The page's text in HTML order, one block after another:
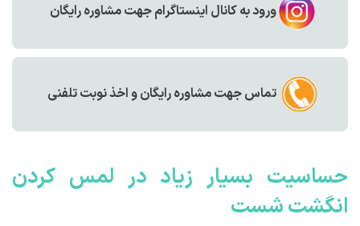
ورود به کانال اینستاگرام جهت مشاوره رایگان
تماس جهت مشاوره رايگان و اخذ نوبت تلفنی
حساسیت بسیار زیاد در لمس کردن
انگشت شست